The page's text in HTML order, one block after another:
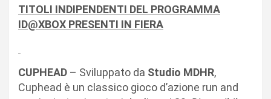
TITOLI INDIPENDENTI DEL PROGRAMMA
ID@XBOX PRESENTI IN FIERA
CUPHEAD – Sviluppato da Studio MDHR,
Cuphead è un classico gioco d’azione run and